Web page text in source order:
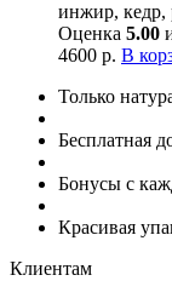
инжир, кедр,
Оценка 5.00
4600 р. В
Только
Бесплатная
Бонусы с
Красивая
Клиентам